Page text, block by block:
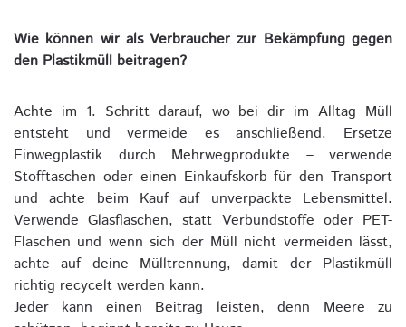
Wie können wir als Verbraucher zur Bekämpfung gegen
den Plastikmüll beitragen?
Achte im 1. Schritt darauf, wo bei dir im Alltag Müll
entsteht und vermeide es anschließend. Ersetze
Einwegplastik durch Mehrwegprodukte – verwende
Stofftaschen oder einen Einkaufskorb für den Transport
und achte beim Kauf auf unverpackte Lebensmittel.
Verwende Glasflaschen, statt Verbundstoffe oder PET-
Flaschen und wenn sich der Müll nicht vermeiden lässt,
achte auf deine Mülltrennung, damit der Plastikmüll
richtig recycelt werden kann.
Jeder kann einen Beitrag leisten, denn Meere zu